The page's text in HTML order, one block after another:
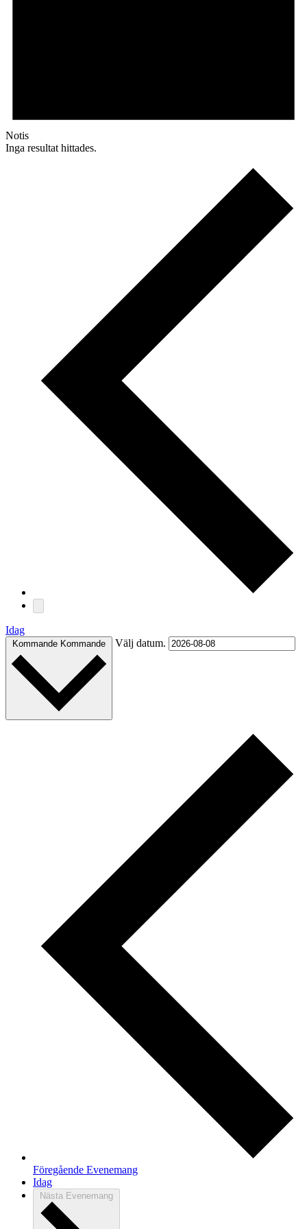
Notis
Inga resultat hittades.
Idag
Kommande Kommande Välj datum.
Föregående Evenemang
Idag
Nästa Evenemang